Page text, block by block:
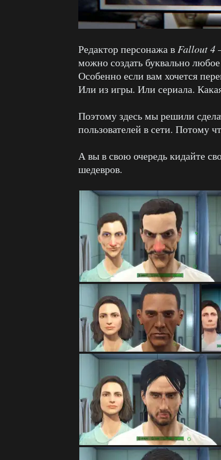
Редактор персонажа в Fallout 4
можно создать буквально
Особенно если вам хочется
Или из игры. Или сериала.
Поэтому здесь мы решили
пользователей в сети. Потому
А вы в свою очередь кидайте
шедевров.